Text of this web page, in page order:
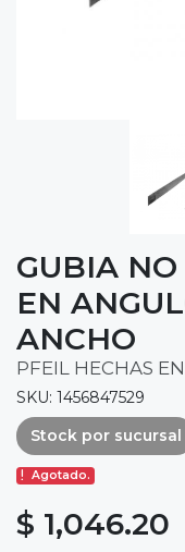
GUBIA NO
EN
ANCHO
PFEIL HECHAS
SKU: 1456847529
Stock por sucursal
Agotado.
$ 1,046.20